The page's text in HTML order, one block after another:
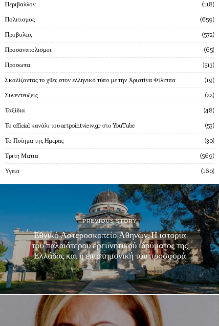
Περιβαλλον 118
Πολιτισμος 659
Προβολεις 572
Προσανατολισμοι 65
Προσωπα 513
Σκαλίζοντας το χθες στον ελληνικό τύπο με την Χριστίνα Φίλιππα 19
Συνεντευξεις 22
Ταξίδια 48
Το official κανάλι του artpointview.gr στο YouTube 53
Το Ποίημα της Ημέρας 30
Τριτη Ματια 569
Υγεια 160
PREVIOUS STORY
Εθνικό Αστεροσκοπείο Αθηνών. Η ιστορία
του παλαιότερου ερευνητικού ιδρύματος της
Ελλάδας και η επιστημονική του προσφορά